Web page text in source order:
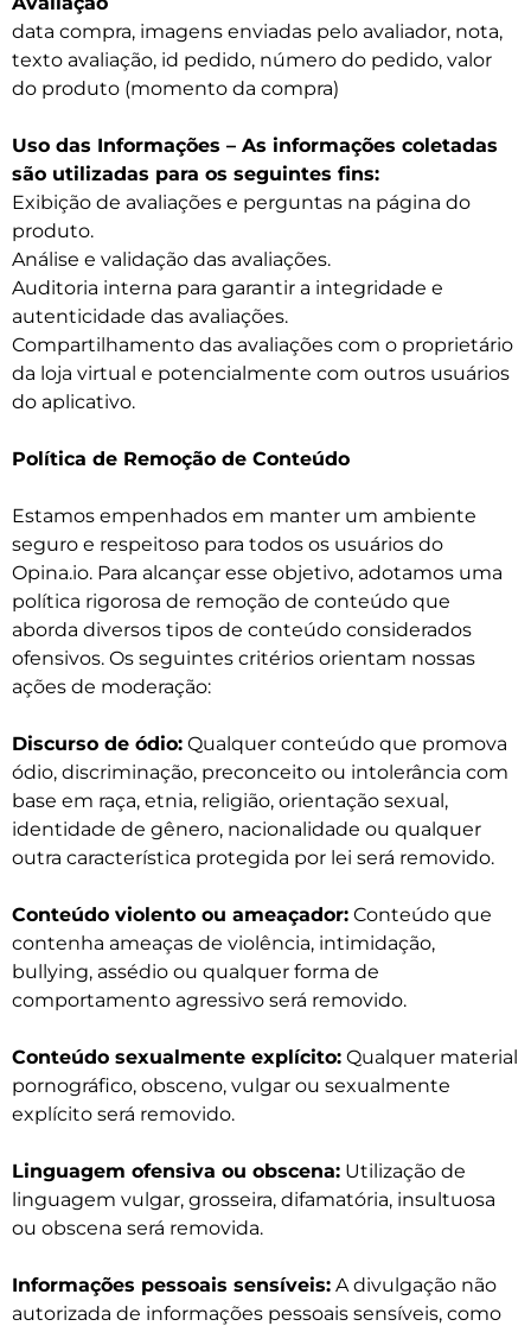
data compra, imagens enviadas pelo avaliador, nota,
texto avaliação, id pedido, número do pedido, valor
do produto (momento da compra)
Uso das Informações – As informações coletadas
são utilizadas para os seguintes fins:
Exibição de avaliações e perguntas na página do
produto.
Análise e validação das avaliações.
Auditoria interna para garantir a integridade e
autenticidade das avaliações.
Compartilhamento das avaliações com o proprietário
da loja virtual e potencialmente com outros usuários
do aplicativo.
Política de Remoção de Conteúdo
Estamos empenhados em manter um ambiente
seguro e respeitoso para todos os usuários do
Opina.io. Para alcançar esse objetivo, adotamos uma
política rigorosa de remoção de conteúdo que
aborda diversos tipos de conteúdo considerados
ofensivos. Os seguintes critérios orientam nossas
ações de moderação:
Discurso de ódio: Qualquer conteúdo que promova
ódio, discriminação, preconceito ou intolerância com
base em raça, etnia, religião, orientação sexual,
identidade de gênero, nacionalidade ou qualquer
outra característica protegida por lei será removido.
Conteúdo violento ou ameaçador: Conteúdo que
contenha ameaças de violência, intimidação,
bullying, assédio ou qualquer forma de
comportamento agressivo será removido.
Conteúdo sexualmente explícito: Qualquer material
pornográfico, obsceno, vulgar ou sexualmente
explícito será removido.
Linguagem ofensiva ou obscena: Utilização de
linguagem vulgar, grosseira, difamatória, insultuosa
ou obscena será removida.
Informações pessoais sensíveis: A divulgação não
autorizada de informações pessoais sensíveis, como